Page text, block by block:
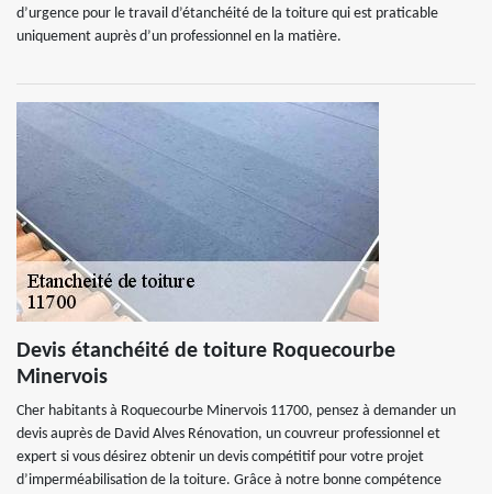
d’urgence pour le travail d’étanchéité de la toiture qui est praticable
uniquement auprès d’un professionnel en la matière.
Devis étanchéité de toiture Roquecourbe
Minervois
Cher habitants à Roquecourbe Minervois 11700, pensez à demander un
devis auprès de David Alves Rénovation, un couvreur professionnel et
expert si vous désirez obtenir un devis compétitif pour votre projet
d’imperméabilisation de la toiture. Grâce à notre bonne compétence